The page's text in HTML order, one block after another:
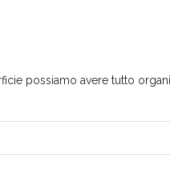
possiamo avere tutto